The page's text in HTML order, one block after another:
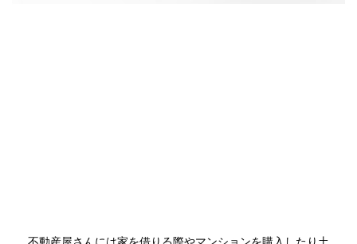
不動産屋さんには家を借りる際やマンションを購入したり土